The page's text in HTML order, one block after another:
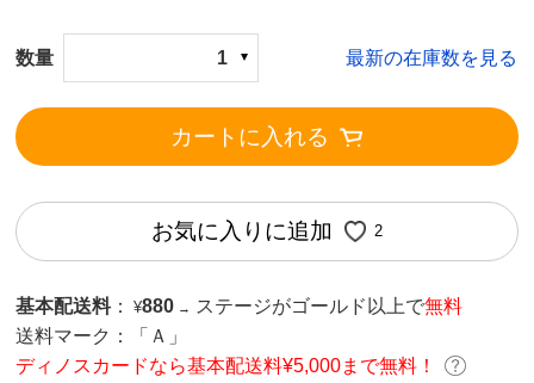
数量 1 最新の在庫数を見る
カートに入れる
お気に入りに追加 2
基本配送料 ： ¥880 → ステージがゴールド以上で無料
送料マーク：
「Ａ」
ディノスカードなら基本配送料¥5,000まで無料！